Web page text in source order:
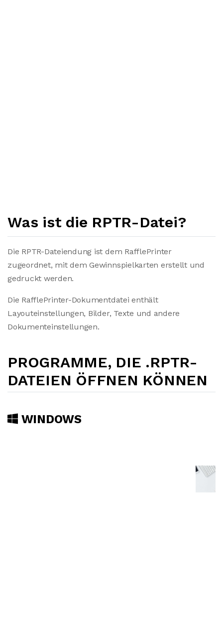
Was ist die RPTR-Datei?
Die RPTR-Dateiendung ist dem RafflePrinter
zugeordnet, mit dem Gewinnspielkarten erstellt und
gedruckt werden.
Die RafflePrinter-Dokumentdatei enthält
Layouteinstellungen, Bilder, Texte und andere
Dokumenteinstellungen.
PROGRAMME, DIE .RPTR-
DATEIEN ÖFFNEN KÖNNEN
WINDOWS